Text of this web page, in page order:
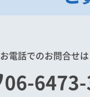
お電話でのお問合せは
06-